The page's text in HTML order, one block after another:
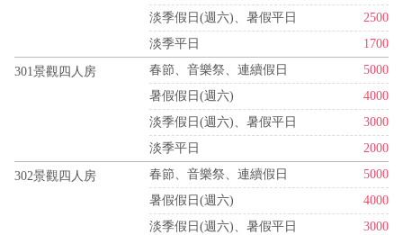
淡季假日(週六)、暑假平日
2500
淡季平日
1700
301景觀四人房 春節、音樂祭、連續假日
5000
暑假假日(週六)
4000
淡季假日(週六)、暑假平日
3000
淡季平日
2000
302景觀四人房 春節、音樂祭、連續假日
5000
暑假假日(週六)
4000
淡季假日(週六)、暑假平日
3000